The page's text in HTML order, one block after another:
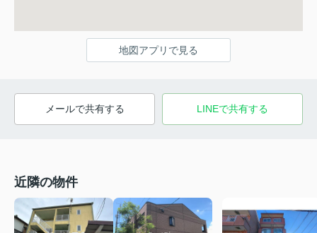
地図アプリで見る
メールで共有する LINEで共有する
近隣の物件